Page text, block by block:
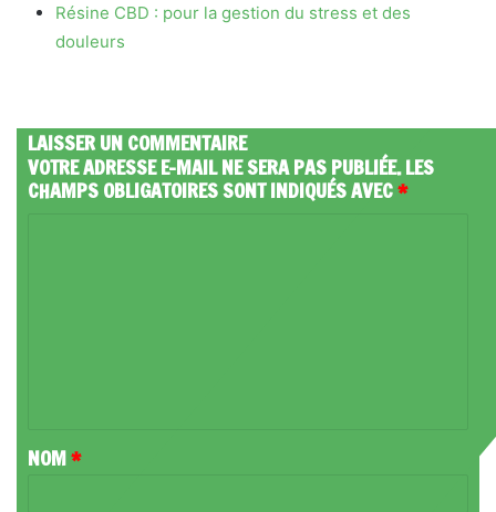
Résine CBD : pour la gestion du stress et des
douleurs
LAISSER UN COMMENTAIRE
VOTRE ADRESSE E-MAIL NE SERA PAS PUBLIÉE.LES
CHAMPS OBLIGATOIRES SONT INDIQUÉS AVEC*
A
NOM*